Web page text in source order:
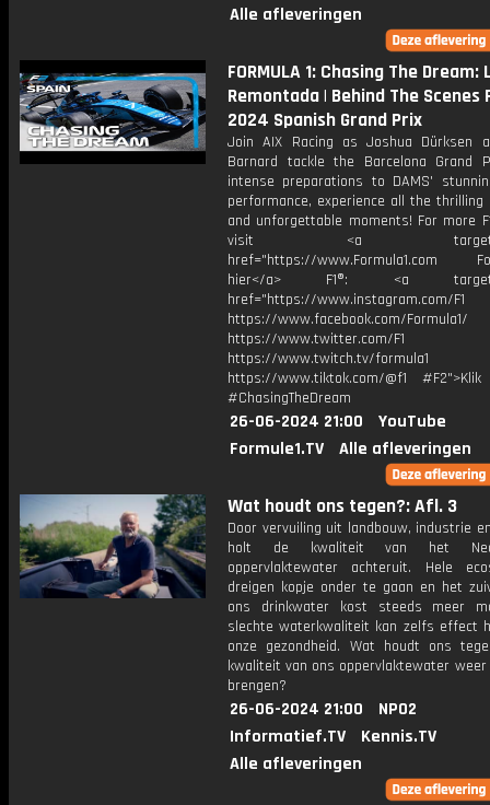
Alle afleveringen
FORMULA 1: Chasing The Dream:
Remontada | Behind The Scenes
2024 Spanish Grand Prix
Join AIX Racing as Joshua Dürksen
Barnard tackle the Barcelona Grand
intense preparations to DAMS'
performance, experience all the thrilling
and unforgettable moments! For more
visit <a
href="https://www.Formula1.com
hier</a> F1®: <a
href="https://www.instagram.com/F1
https://www.facebook.com/Formula1/
https://www.twitter.com/F1
https://www.twitch.tv/formula1
https://www.tiktok.com/@f1
#ChasingTheDream
26-06-2024 21:00
YouTube
Formule1.TV
Alle afleveringen
Wat houdt ons tegen?: Afl. 3
Door vervuiling uit landbouw, industrie
holt de kwaliteit van het
oppervlaktewater achteruit. Hele
dreigen kopje onder te gaan en het
ons drinkwater kost steeds meer
slechte waterkwaliteit kan zelfs effect
onze gezondheid. Wat houdt ons
kwaliteit van ons oppervlaktewater
brengen?
26-06-2024 21:00
NPO2
Informatief.TV
Kennis.TV
Alle afleveringen